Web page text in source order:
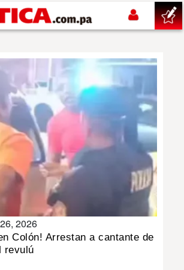
principal
2026
Colón! Arrestan a cantante de
revulú